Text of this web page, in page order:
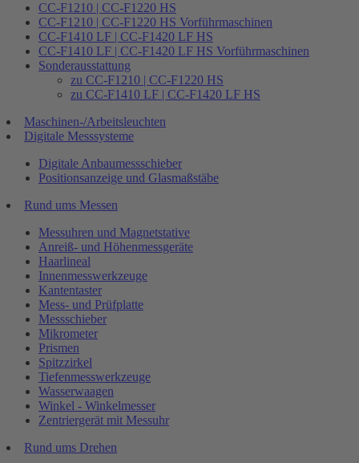
CC-F1210 | CC-F1220 HS
CC-F1210 | CC-F1220 HS Vorführmaschinen
CC-F1410 LF | CC-F1420 LF HS
CC-F1410 LF | CC-F1420 LF HS Vorführmaschinen
Sonderausstattung
zu CC-F1210 | CC-F1220 HS
zu CC-F1410 LF | CC-F1420 LF HS
Maschinen-/Arbeitsleuchten
Digitale Messsysteme
Digitale Anbaumessschieber
Positionsanzeige und Glasmaßstäbe
Rund ums Messen
Messuhren und Magnetstative
Anreiß- und Höhenmessgeräte
Haarlineal
Innenmesswerkzeuge
Kantentaster
Mess- und Prüfplatte
Messschieber
Mikrometer
Prismen
Spitzzirkel
Tiefenmesswerkzeuge
Wasserwaagen
Winkel - Winkelmesser
Zentriergerät mit Messuhr
Rund ums Drehen